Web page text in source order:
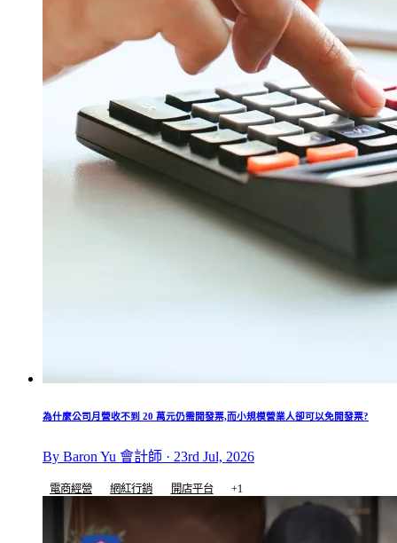
為什麼公司月營收不到 20 萬元仍需開發票,而小規模營業人卻可以免開發票?
By Baron Yu 會計師 · 23rd Jul, 2026
電商經營 網紅行銷 開店平台 +1